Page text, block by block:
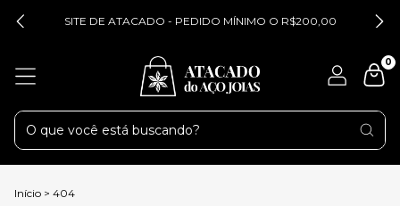
SITE DE ATACADO - PEDIDO MÍNIMO O R$200,00
0
Início > 404